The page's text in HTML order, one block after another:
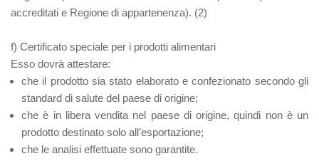
accreditati e Regione di appartenenza). (2)
f) Certificato speciale per i prodotti alimentari
Esso dovrà attestare:
che il prodotto sia stato elaborato e confezionato secondo gli
standard di salute del paese di origine;
che è in libera vendita nel paese di origine, quindi non è un
prodotto destinato solo all’esportazione;
che le analisi effettuate sono garantite.